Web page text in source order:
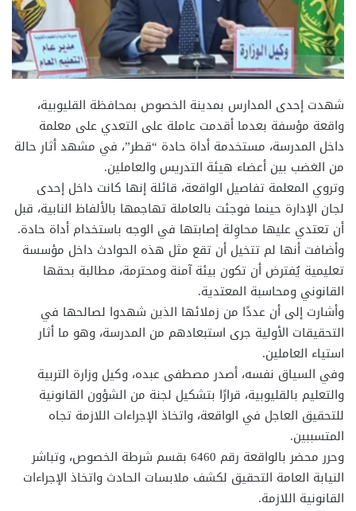
شهدت إحدى المدارس بمدينة الخصوص بمحافظة القليوبية،
واقعة مؤسفة بعدما أقدمت عاملة على التعدي على معلمة
داخل المدرسة، مستخدمة أداة حادة “قطر”، في مشهد أثار حالة
من الغضب بين أعضاء هيئة التدريس والعاملين.
وتروي المعلمة تفاصيل الواقعة، قائلة إنها كانت داخل إحدى
لجان الإدارة حينما فوجئت بالعاملة تهاجمها بالألفاظ النابية، قبل
أن تعتدي عليها محاوِلة إصابتها في الوجه باستخدام أداة حادة.
وأضافت أنها لم تتخيل أن تقع مثل هذه الحوادث داخل مؤسسة
تعليمية يُفترض أن تكون بيئة آمنة ومحترمة، مطالبة بحقها
القانوني ومحاسبة المعتدية.
وأشارت إلى أن عددًا من زملائها الذين شهدوا لصالحها في
التحقيقات الأولية جرى استبعادهم من المدرسة، وهو ما أثار
استياء العاملين.
وفي السياق نفسه، أصدر مصطفى عبده، وكيل وزارة التربية
والتعليم بالقليوبية، قرارًا بتشكيل لجنة من الشؤون القانونية
للتحقيق العاجل في الواقعة، واتخاذ الإجراءات اللازمة تجاه
المتسببين.
وحرر محضر بالواقعة رقم 6460 بقسم شرطة الخصوص، وتباشر
النيابة العامة التحقيق لكشف ملابسات الحادث واتخاذ الإجراءات
القانونية اللازمة.